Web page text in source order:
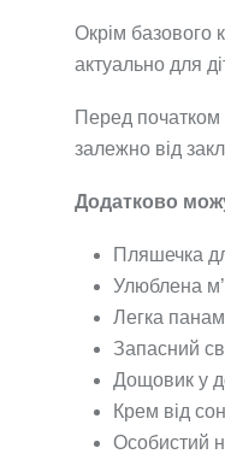
Окрім базового
актуально для
Перед початком
залежно від
Додатково
Пляшечка
Улюблена
Легка
Запасний
Дощовик у
Крем від
Особистий